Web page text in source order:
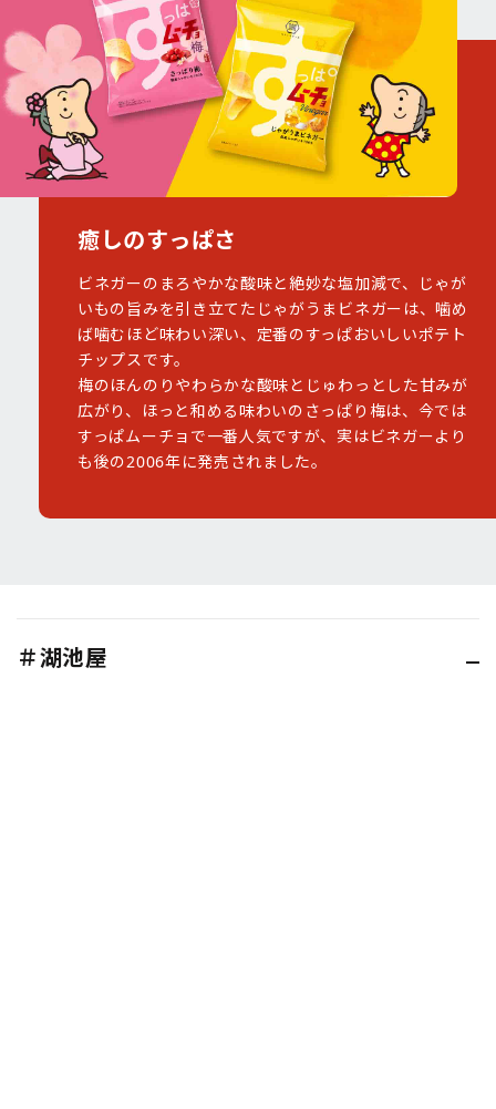
癒しのすっぱさ
ビネガーのまろやかな酸味と絶妙な塩加減で、じゃが
いもの旨みを引き立てたじゃがうまビネガーは、噛め
ば噛むほど味わい深い、定番のすっぱおいしいポテト
チップスです。
梅のほんのりやわらかな酸味とじゅわっとした甘みが
広がり、ほっと和める味わいのさっぱり梅は、今では
すっぱムーチョで一番人気ですが、実はビネガーより
も後の2006年に発売されました。
＃湖池屋